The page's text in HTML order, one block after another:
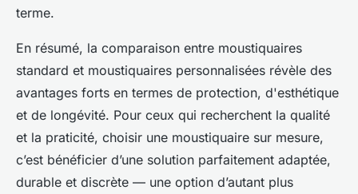
terme.
En résumé, la comparaison entre moustiquaires
standard et moustiquaires personnalisées révèle des
avantages forts en termes de protection, d'esthétique
et de longévité. Pour ceux qui recherchent la qualité
et la praticité, choisir une moustiquaire sur mesure,
c’est bénéficier d’une solution parfaitement adaptée,
durable et discrète — une option d’autant plus